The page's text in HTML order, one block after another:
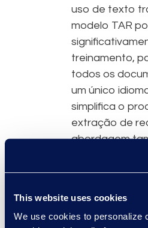
This website uses cookies
We use cookies to personalize
uso de texto
modelo TAR
treinamento,
todos os
um único
simplifica o
extração de
abordagem
uma revisão
permitindo que
documentos
familiar,